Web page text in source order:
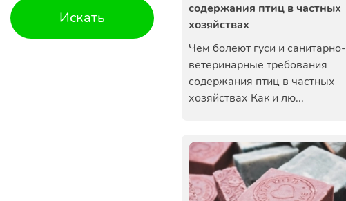
Искать
содержания птиц в частных
хозяйствах
Чем болеют гуси и санитарно-
ветеринарные требования
содержания птиц в частных
хозяйствах Как и лю...